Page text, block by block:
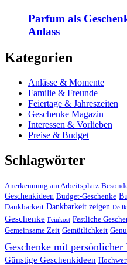
Parfum als
Anlass
Kategorien
Anlässe & Momente
Familie & Freunde
Feiertage & Jahreszeiten
Geschenke Magazin
Interessen & Vorlieben
Preise & Budget
Schlagwörter
Anerkennung am Arbeitsplatz
Geschenkideen Budget-Geschenke
Dankbarkeit Dankbarkeit zeigen
Geschenke Feinkost Festliche
Gemeinsame Zeit Gemütlichkeit
Geschenke mit persönlicher
Günstige Geschenkideen